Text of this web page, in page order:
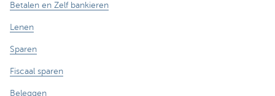
Betalen en Zelf bankieren
Lenen
Sparen
Fiscaal sparen
Beleggen